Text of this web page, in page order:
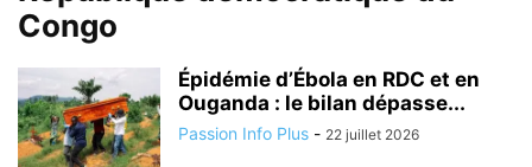
Congo
Épidémie d’Ébola en RDC et en
Ouganda : le bilan dépasse...
Passion Info Plus - 22 juillet 2026